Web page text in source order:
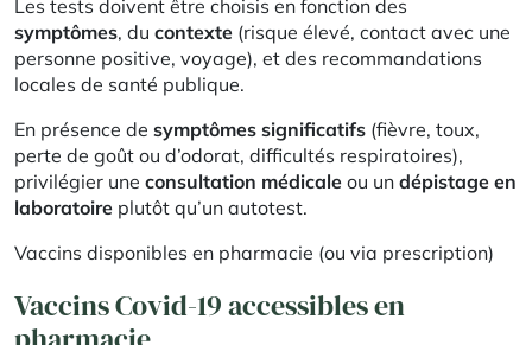
Les tests doivent être choisis en fonction des
symptômes, du contexte (risque élevé, contact avec une
personne positive, voyage), et des recommandations
locales de santé publique.
En présence de symptômes significatifs (fièvre, toux,
perte de goût ou d’odorat, difficultés respiratoires),
privilégier une consultation médicale ou un dépistage en
laboratoire plutôt qu’un autotest.
Vaccins disponibles en pharmacie (ou via prescription)
Vaccins Covid-19 accessibles en